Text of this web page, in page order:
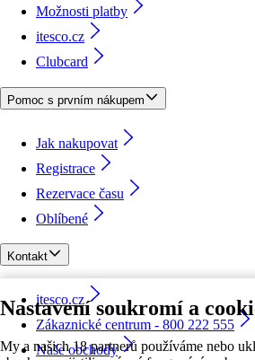
Nastavení soukromí a
My a našich 18 partnerů používáme nebo
Možnosti platby
itesco.cz
Clubcard
Pomoc s prvním nákupem
Jak nakupovat
Registrace
Rezervace času
Oblíbené
Kontakt
itesco.cz
Zákaznické centrum - 800 222 555
Naše obchody